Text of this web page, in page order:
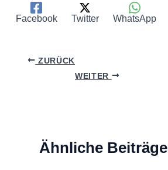
Facebook Twitter WhatsApp
ZURÜCK
WEITER
Ähnliche Beiträge